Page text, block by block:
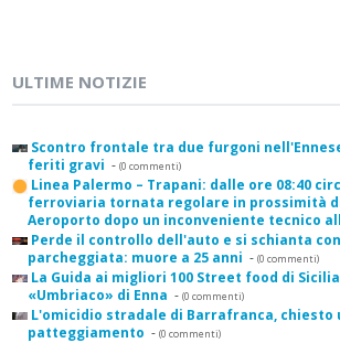
ULTIME NOTIZIE
Scontro frontale tra due furgoni
feriti gravi - (0 commenti)
Linea Palermo – Trapani: dalle ore 08:40
ferroviaria tornata regolare in prossimità
Aeroporto dopo un inconveniente tecnico
Perde il controllo dell'auto e si schianta
parcheggiata: muore a 25 anni - (0 commenti)
La Guida ai migliori 100 Street food di
«Umbriaco» di Enna - (0 commenti)
L'omicidio stradale di Barrafranca, chiesto
patteggiamento - (0 commenti)